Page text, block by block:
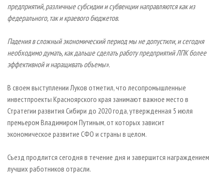
предприятий, различные субсидии и субвенции направляются как из
федерального, так и краевого бюджетов.
Падения в сложный экономический период мы не допустили, и сегодня
необходимо думать, как дальше сделать работу предприятий ЛПК более
эффективной и наращивать объемы».
В своем выступлении Луков отметил, что лесопромышленные
инвестпроекты Красноярского края занимают важное место в
Стратегии развития Сибири до 2020 года, утвержденная 5 июля
премьером Владимиром Путиным, от которых зависит
экономическое развитие СФО и страны в целом.
Съезд продлится сегодня в течение дня и завершится награждением
лучших работников отрасли.